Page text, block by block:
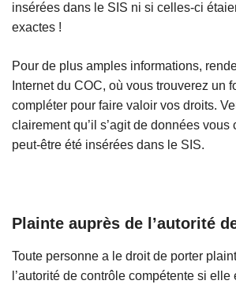
insérées dans le SIS ni si celles-ci
exactes !
Pour de plus amples informations,
Internet du COC, où vous trouverez un
compléter pour faire valoir vos droits.
clairement qu’il s’agit de données
peut-être été insérées dans le SIS.
Plainte auprès de l’autorité
Toute personne a le droit de porter
l’autorité de contrôle compétente si